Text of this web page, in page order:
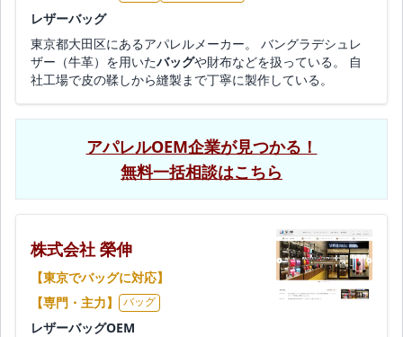
レザーバッグ
東京都大田区にあるアパレルメーカー。 バングラデシュレ
ザー（牛革）を用いたバッグや財布などを扱っている。 自
社工場で皮の鞣しから縫製まで丁寧に製作している。
アパレルOEM企業が見つかる！
無料一括相談はこちら
株式会社 榮伸
【東京でバッグに対応】
【専門・主力】
バッグ
レザーバッグOEM